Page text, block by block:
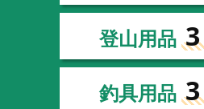
登山用品 3
釣具用品 3